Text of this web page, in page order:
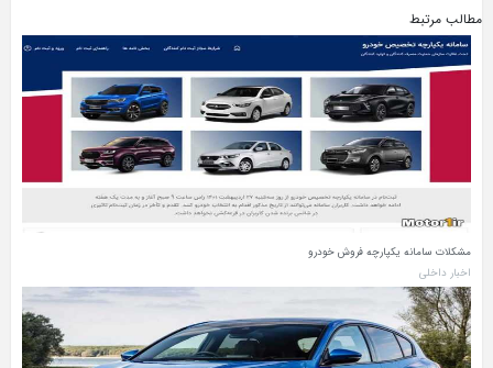
مطالب مرتبط
مشکلات سامانه یکپارچه فروش خودرو
اخبار داخلی